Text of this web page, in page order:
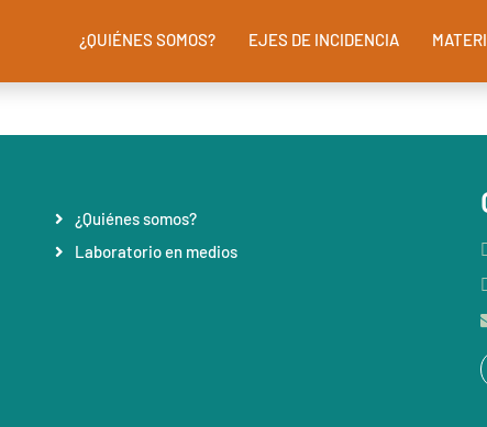
¿QUIÉNES SOMOS? EJES DE INCIDENCIA
¿Quiénes somos?
Laboratorio en medios